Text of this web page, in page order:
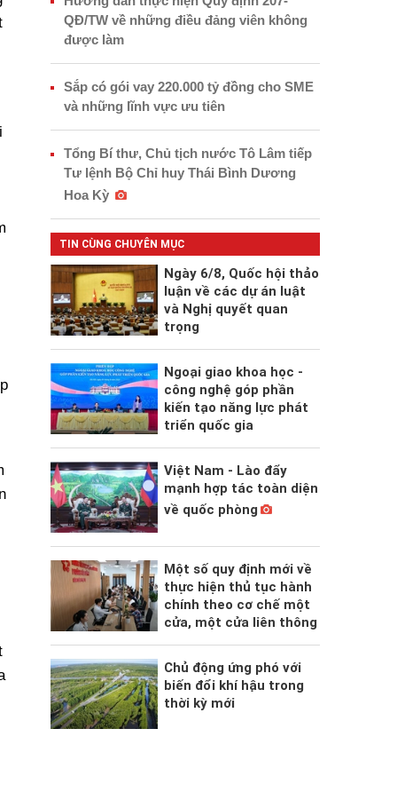
QĐ/TW về những điều đảng viên không
được làm
Sắp có gói vay 220.000 tỷ đồng cho SME
và những lĩnh vực ưu tiên
Tổng Bí thư, Chủ tịch nước Tô Lâm tiếp
Tư lệnh Bộ Chỉ huy Thái Bình Dương
Hoa Kỳ
TIN CÙNG CHUYÊN MỤC
Ngày 6/8, Quốc hội thảo
luận về các dự án luật
và Nghị quyết quan
trọng
Ngoại giao khoa học -
công nghệ góp phần
kiến tạo năng lực phát
triển quốc gia
Việt Nam - Lào đẩy
mạnh hợp tác toàn diện
về quốc phòng
Một số quy định mới về
thực hiện thủ tục hành
chính theo cơ chế một
cửa, một cửa liên thông
Chủ động ứng phó với
biến đổi khí hậu trong
thời kỳ mới